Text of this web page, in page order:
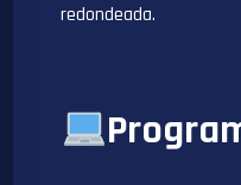
redondeada.